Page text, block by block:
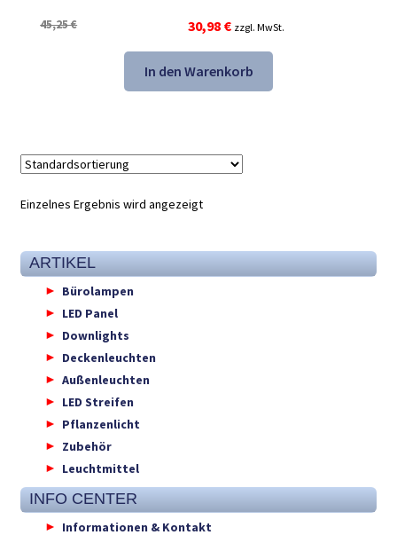
45,25€
Ursprünglicher
Preis
war:
45,25 €
30,98 €Aktueller
Preis
ist:
30,98 €.
zzgl. MwSt.
In den Warenkorb
Einzelnes Ergebnis wird angezeigt
ARTIKEL
Bürolampen
LED Panel
Downlights
Deckenleuchten
Außenleuchten
LED Streifen
Pflanzenlicht
Zubehör
Leuchtmittel
INFO CENTER
Informationen & Kontakt